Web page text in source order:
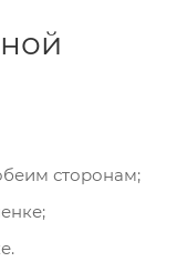
сторонам;